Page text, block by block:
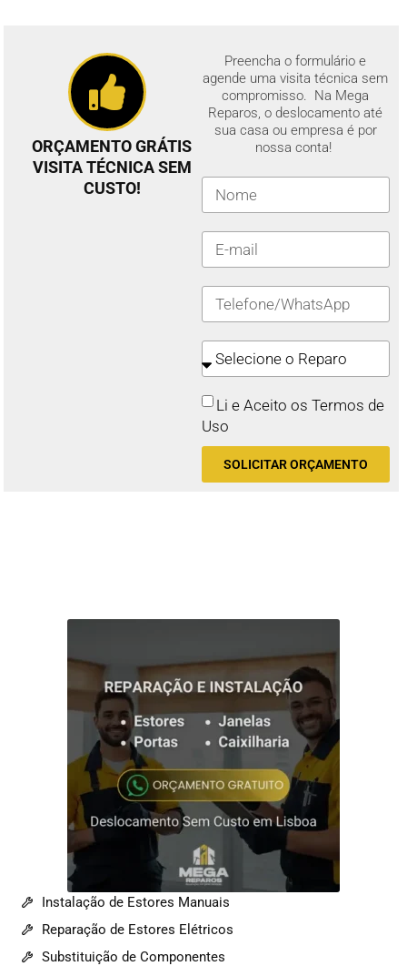
ORÇAMENTO GRÁTIS
VISITA TÉCNICA SEM
CUSTO!
Preencha o formulário e
agende uma visita técnica sem
compromisso. Na Mega
Reparos, o deslocamento até
sua casa ou empresa é por
nossa conta!
Li e Aceito os Termos de
Uso
SOLICITAR ORÇAMENTO
Instalação de Estores Manuais
Reparação de Estores Elétricos
Substituição de Componentes